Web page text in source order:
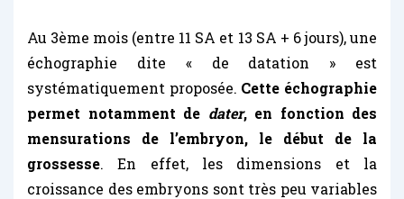
Au 3ème mois (entre 11 SA et 13 SA + 6 jours), une
échographie dite « de datation » est
systématiquement proposée. Cette échographie
permet notamment de dater, en fonction des
mensurations de l’embryon, le début de la
grossesse. En effet, les dimensions et la
croissance des embryons sont très peu variables